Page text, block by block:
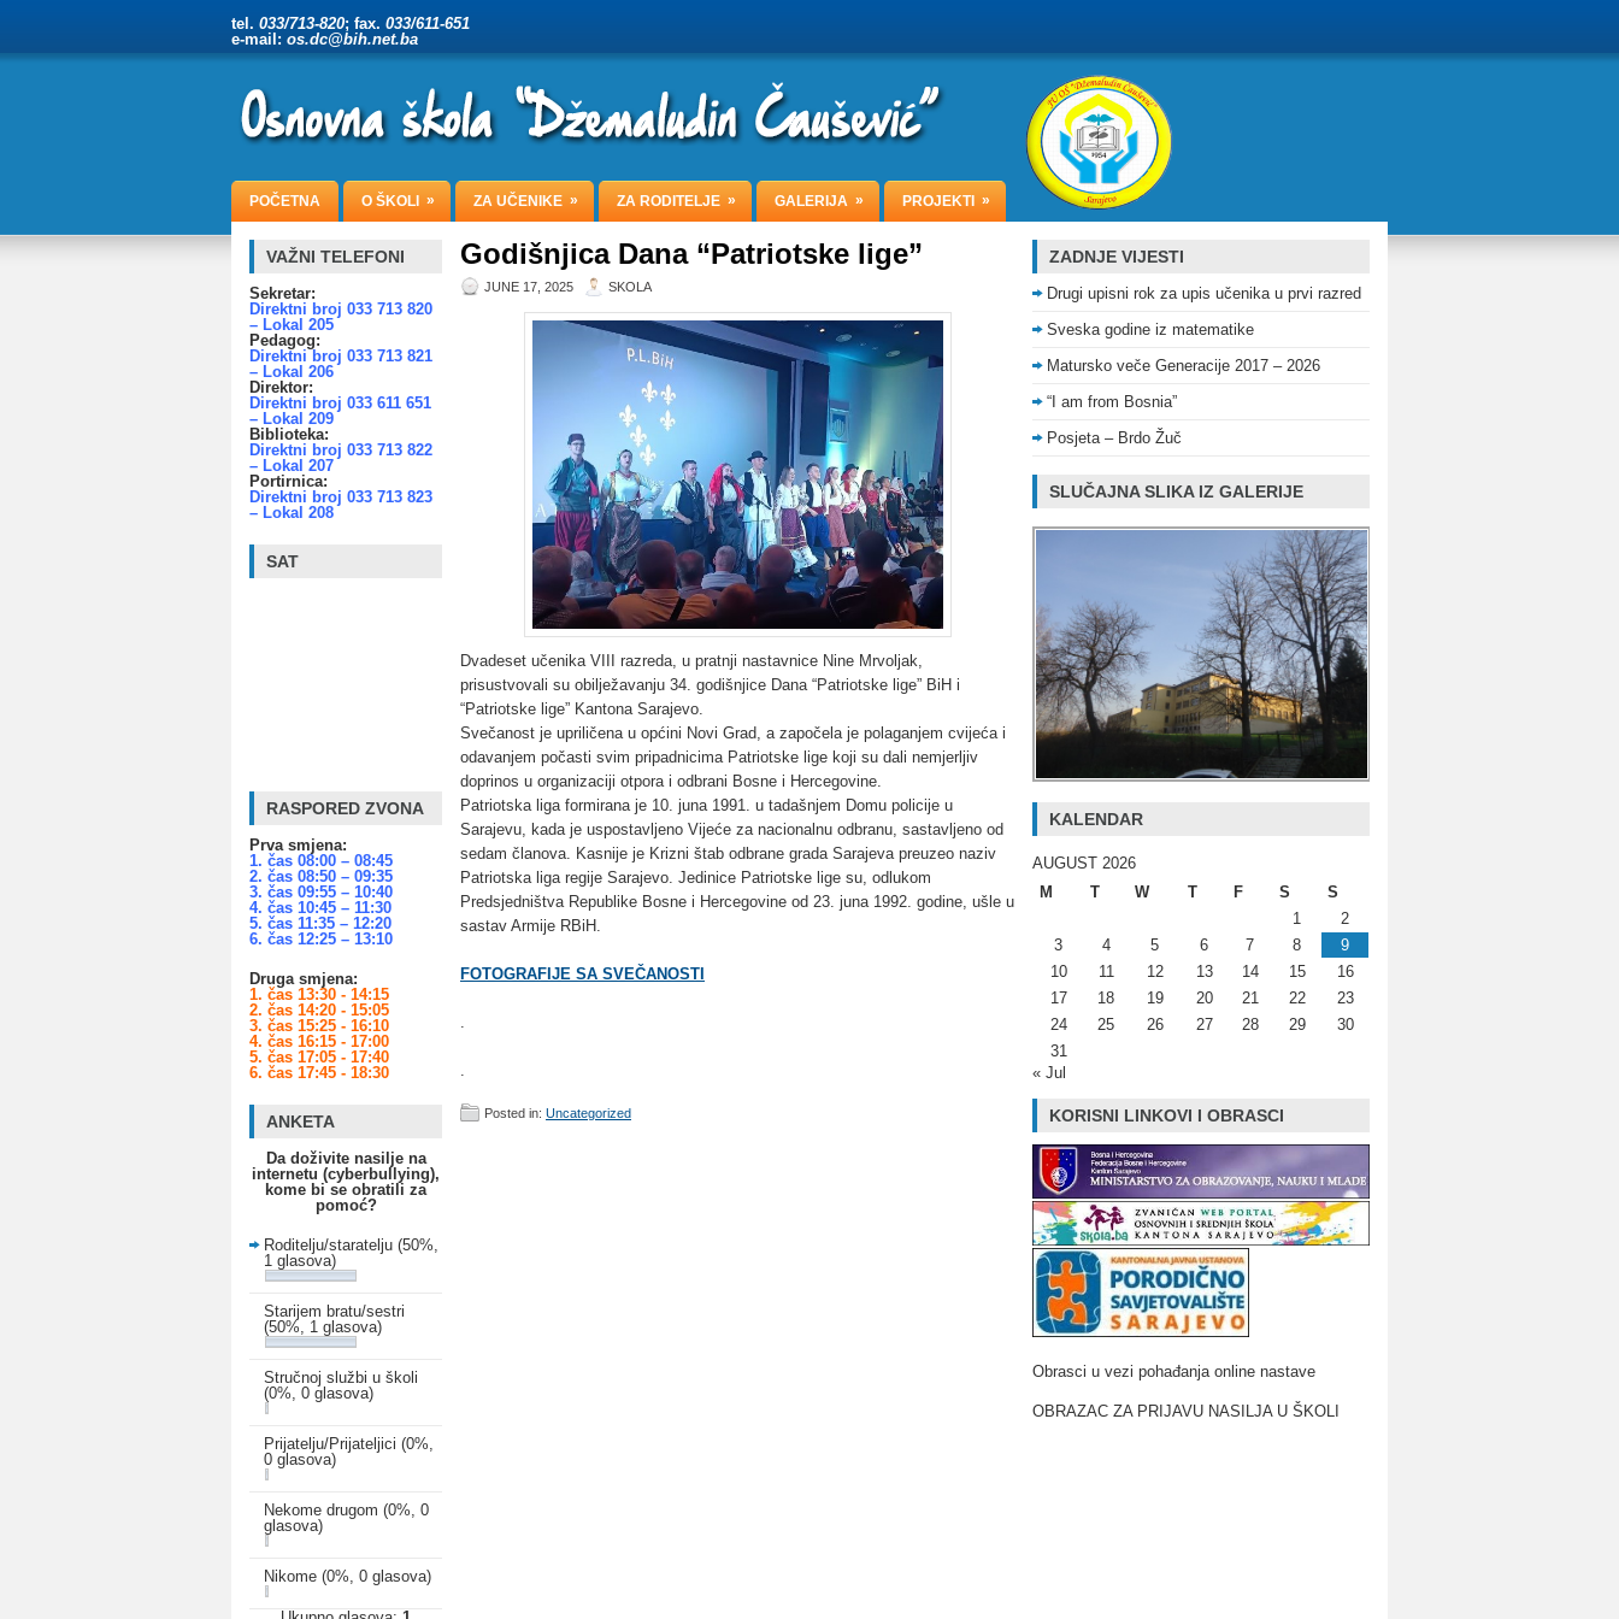
tel. 033/713-820; fax. 033/611-651
e-mail: os.dc@bih.net.ba
POČETNA O ŠKOLI » ZA UČENIKE » ZA RODITELJE » GALERIJA » PROJEKTI »
Godišnjica Dana “Patriotske lige”
JUNE 17, 2025 SKOLA
Dvadeset učenika VIII razreda, u pratnji nastavnice Nine Mrvoljak,
prisustvovali su obilježavanju 34. godišnjice Dana “Patriotske lige” BiH i
“Patriotske lige” Kantona Sarajevo.
Svečanost je upriličena u općini Novi Grad, a započela je polaganjem cvijeća i
odavanjem počasti svim pripadnicima Patriotske lige koji su dali nemjerljiv
doprinos u organizaciji otpora i odbrani Bosne i Hercegovine.
Patriotska liga formirana je 10. juna 1991. u tadašnjem Domu policije u
Sarajevu, kada je uspostavljeno Vijeće za nacionalnu odbranu, sastavljeno od
sedam članova. Kasnije je Krizni štab odbrane grada Sarajeva preuzeo naziv
Patriotska liga regije Sarajevo. Jedinice Patriotske lige su, odlukom
Predsjedništva Republike Bosne i Hercegovine od 23. juna 1992. godine, ušle u
sastav Armije RBiH.
FOTOGRAFIJE SA SVEČANOSTI
Posted in: Uncategorized
VAŽNI TELEFONI
Sekretar:
Direktni broj 033 713 820
– Lokal 205
Pedagog:
Direktni broj 033 713 821
– Lokal 206
Direktor:
Direktni broj 033 611 651
– Lokal 209
Biblioteka:
Direktni broj 033 713 822
– Lokal 207
Portirnica:
Direktni broj 033 713 823
– Lokal 208
SAT
RASPORED ZVONA
Prva smjena:
1. čas 08:00 – 08:45
2. čas 08:50 – 09:35
3. čas 09:55 – 10:40
4. čas 10:45 – 11:30
5. čas 11:35 – 12:20
6. čas 12:25 – 13:10
Druga smjena:
1. čas 13:30 - 14:15
2. čas 14:20 - 15:05
3. čas 15:25 - 16:10
4. čas 16:15 - 17:00
5. čas 17:05 - 17:40
6. čas 17:45 - 18:30
ANKETA
Da doživite nasilje na
internetu (cyberbullying),
kome bi se obratili za
pomoć?
Roditelju/staratelju (50%,
1 glasova)
Starijem bratu/sestri
(50%, 1 glasova)
Stručnoj službi u školi
(0%, 0 glasova)
Prijatelju/Prijateljici (0%,
0 glasova)
Nekome drugom (0%, 0
glasova)
Nikome (0%, 0 glasova)
ZADNJE VIJESTI
Drugi upisni rok za upis učenika u prvi razred
Sveska godine iz matematike
Matursko veče Generacije 2017 – 2026
“I am from Bosnia”
Posjeta – Brdo Žuč
SLUČAJNA SLIKA IZ GALERIJE
KALENDAR
AUGUST 2026
M
T W T F S
S
1
2
3
4 5 6 7 8
9
10
11 12 13 14 15
16
17
18 19 20 21 22
23
24
25 26 27 28 29
30
31
« Jul
KORISNI LINKOVI I OBRASCI
Obrasci u vezi pohađanja online nastave
OBRAZAC ZA PRIJAVU NASILJA U ŠKOLI